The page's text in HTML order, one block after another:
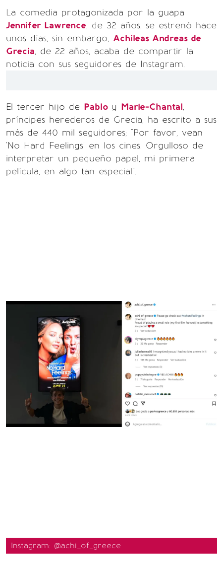
La comedia protagonizada por la guapa
Jennifer Lawrence, de 32 años, se estrenó hace
unos días, sin embargo, Achileas Andreas de
Grecia, de 22 años, acaba de compartir la
noticia con sus seguidores de Instagram.
El tercer hijo de Pablo y Marie-Chantal,
príncipes herederos de Grecia, ha escrito a sus
más de 440 mil seguidores; "Por favor, vean
'No Hard Feelings' en los cines. Orgulloso de
interpretar un pequeño papel, mi primera
película, en algo tan especial".
Instagram: @achi_of_greece